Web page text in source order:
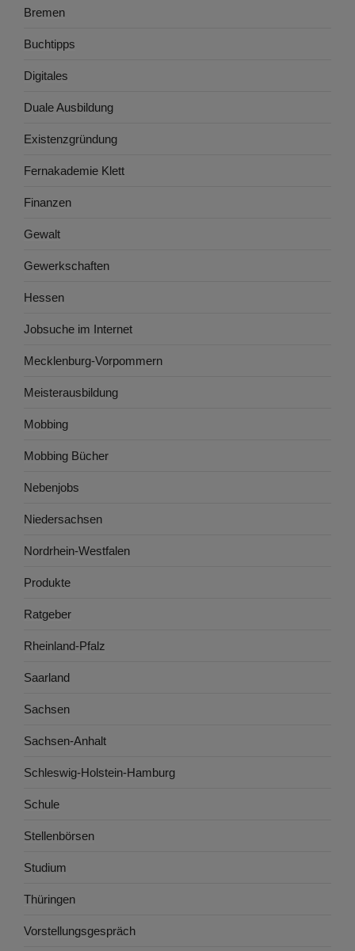
Bremen
Buchtipps
Digitales
Duale Ausbildung
Existenzgründung
Fernakademie Klett
Finanzen
Gewalt
Gewerkschaften
Hessen
Jobsuche im Internet
Mecklenburg-Vorpommern
Meisterausbildung
Mobbing
Mobbing Bücher
Nebenjobs
Niedersachsen
Nordrhein-Westfalen
Produkte
Ratgeber
Rheinland-Pfalz
Saarland
Sachsen
Sachsen-Anhalt
Schleswig-Holstein-Hamburg
Schule
Stellenbörsen
Studium
Thüringen
Vorstellungsgespräch